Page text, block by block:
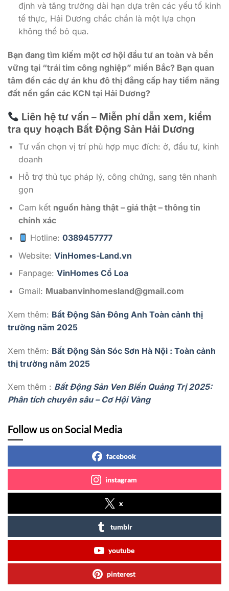
định và tăng trưởng dài hạn dựa trên các yếu tố kinh
tế thực, Hải Dương chắc chắn là một lựa chọn
không thể bỏ qua.
Bạn đang tìm kiếm một cơ hội đầu tư an toàn và bền
vững tại “trái tim công nghiệp” miền Bắc? Bạn quan
tâm đến các dự án khu đô thị đẳng cấp hay tiềm năng
đất nền gần các KCN tại Hải Dương?
Liên hệ tư vấn – Miễn phí dẫn xem, kiểm
tra quy hoạch Bất Động Sản Hải Dương
Tư vấn chọn vị trí phù hợp mục đích: ở, đầu tư, kinh
doanh
Hỗ trợ thủ tục pháp lý, công chứng, sang tên nhanh
gọn
Cam kết nguồn hàng thật – giá thật – thông tin
chính xác
Hotline:0389457777
Website: VinHomes-Land.vn
Fanpage: VinHomes Cổ Loa
Gmail: Muabanvinhomesland@gmail.com
Xem thêm: Bất Động Sản Đông Anh Toàn cảnh thị
trường năm 2025
Xem thêm: Bất Động Sản Sóc Sơn Hà Nội : Toàn cảnh
thị trường năm 2025
Xem thêm : Bất Động Sản Ven Biển Quảng Trị 2025:
Phân tích chuyên sâu – Cơ Hội Vàng
Follow us on Social Media
facebook
instagram
x
tumblr
youtube
pinterest